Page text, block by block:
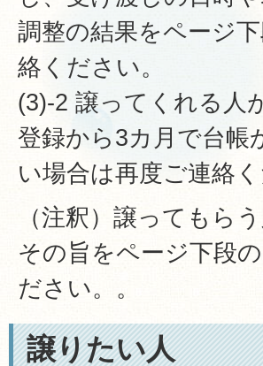
調整の結果をページ
絡ください。
(3)-2 譲ってくれる人
登録から3カ月で台帳
い場合は再度ご連絡く
（注釈）譲ってもら
その旨をページ下段
ださい。。
譲りたい人